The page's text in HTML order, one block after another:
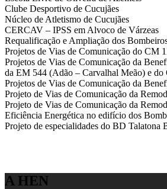
Clube Desportivo de Cucujães
Núcleo de Atletismo de Cucujães
CERCAV – IPSS em Alvoco de Várzeas
Requalificação e Ampliação dos
Projetos de Vias de Comunicação do CM
Projetos de Vias de Comunicação da
da EM 544 (Adão – Carvalhal Meão) e
Projetos de Vias de Comunicação da
Projeto de Vias de Comunicação da
Projeto de Vias de Comunicação da
Eficiência Energética no edifício dos
Projeto de especialidades do BD Talatona
A HEN